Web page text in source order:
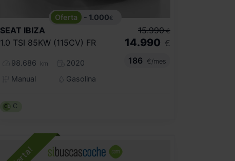
- 1.000€
SEAT IBIZA
1.0 TSI 85KW (115CV) FR
98.686 km
2020
Manual
Gasolina
15.990 €
14.990 €
186
€/mes
C